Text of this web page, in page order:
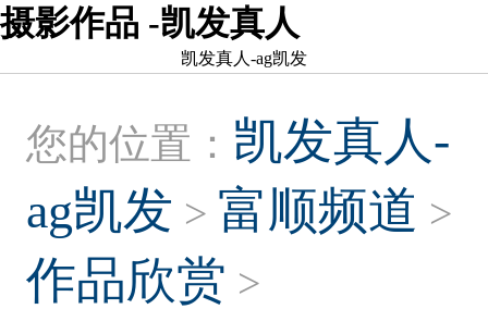
摄影作品 -凯发真人
凯发真人-ag凯发
您的位置： 凯发真人-
ag凯发 > 富顺频道 >
作品欣赏 >